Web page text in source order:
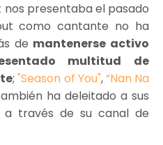
nos presentaba el pasado
como cantante no ha
de mantenerse activo
multitud de
;"Season of You",“Nan Na
ha deleitado a sus
a través de su canal de